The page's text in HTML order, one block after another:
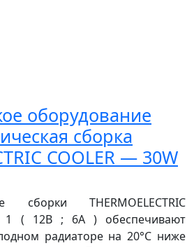
оборудование
сборка
COOLER — 30W
сборки THERMOELECTRIC
1 ( 12В ; 6А ) обеспечивают
радиаторе на 20°С ниже